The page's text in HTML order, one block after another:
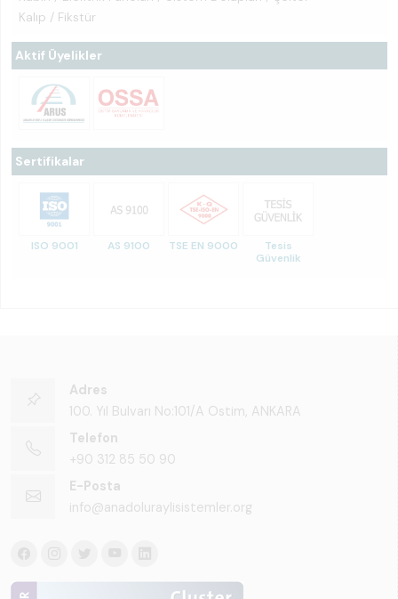
Kalıp / Fikstür
Aktif Üyelikler
Sertifikalar
ISO 9001 AS 9100 TSE EN 9000
Tesis
Güvenlik
Adres
100. Yıl Bulvarı No:101/A Ostim, ANKARA
Telefon
+90 312 85 50 90
E-Posta
info@anadoluraylisistemler.org